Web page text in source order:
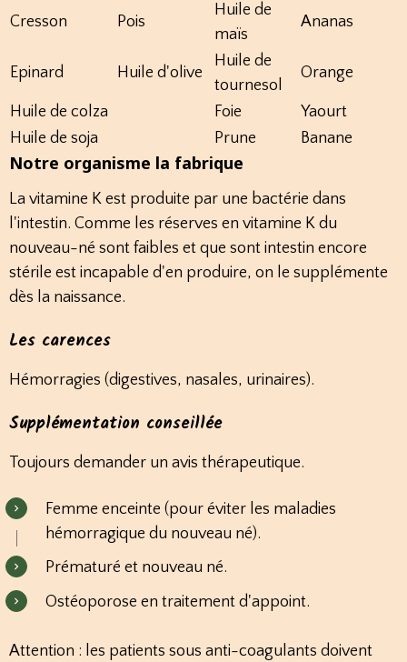
Cresson Pois
Huile de
maïs
Ananas
Epinard Huile d'olive
Huile de
tournesol
Orange
Huile de colza Foie
Yaourt
Huile de soja
Prune Banane
Notre organisme la fabrique
La vitamine K est produite par une bactérie dans
l'intestin. Comme les réserves en vitamine K du
nouveau-né sont faibles et que sont intestin encore
stérile est incapable d'en produire, on le supplémente
dès la naissance.
Les carences
Hémorragies (digestives, nasales, urinaires).
Supplémentation conseillée
Toujours demander un avis thérapeutique.
Femme enceinte (pour éviter les maladies
hémorragique du nouveau né).
Prématuré et nouveau né.
Ostéoporose en traitement d'appoint.
Attention : les patients sous anti-coagulants doivent